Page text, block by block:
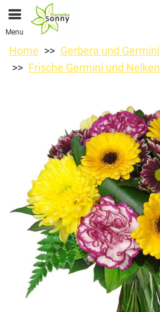
Menu
Home
Gerbera und Germini
Frische Germini und Nelken